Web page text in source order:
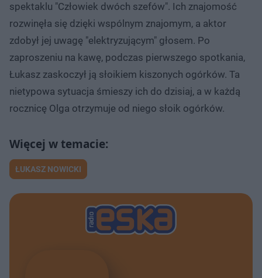
spektaklu "Człowiek dwóch szefów". Ich znajomość
rozwinęła się dzięki wspólnym znajomym, a aktor
zdobył jej uwagę "elektryzującym" głosem. Po
zaproszeniu na kawę, podczas pierwszego spotkania,
Łukasz zaskoczył ją słoikiem kiszonych ogórków. Ta
nietypowa sytuacja śmieszy ich do dzisiaj, a w każdą
rocznicę Olga otrzymuje od niego słoik ogórków.
ŁUKASZ NOWICKI